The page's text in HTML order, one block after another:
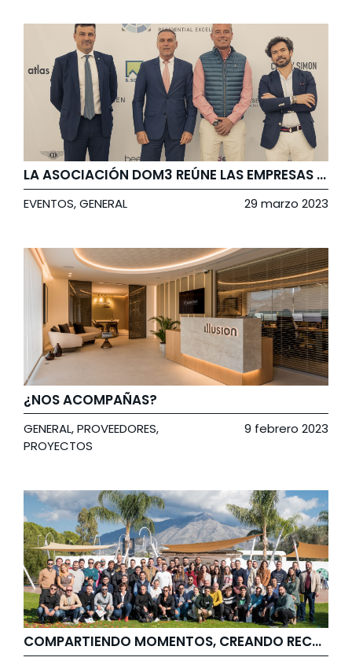
LA ASOCIACIÓN DOM3 REÚNE LAS EMPRESAS MÁS RELEVANTES DEL SECTOR RESIDENCIAL DE ALTA GAMA
EVENTOS,GENERAL 29 marzo 2023
¿NOS ACOMPAÑAS?
GENERAL,PROVEEDORES,
PROYECTOS
9 febrero 2023
COMPARTIENDO MOMENTOS, CREANDO RECUERDOS